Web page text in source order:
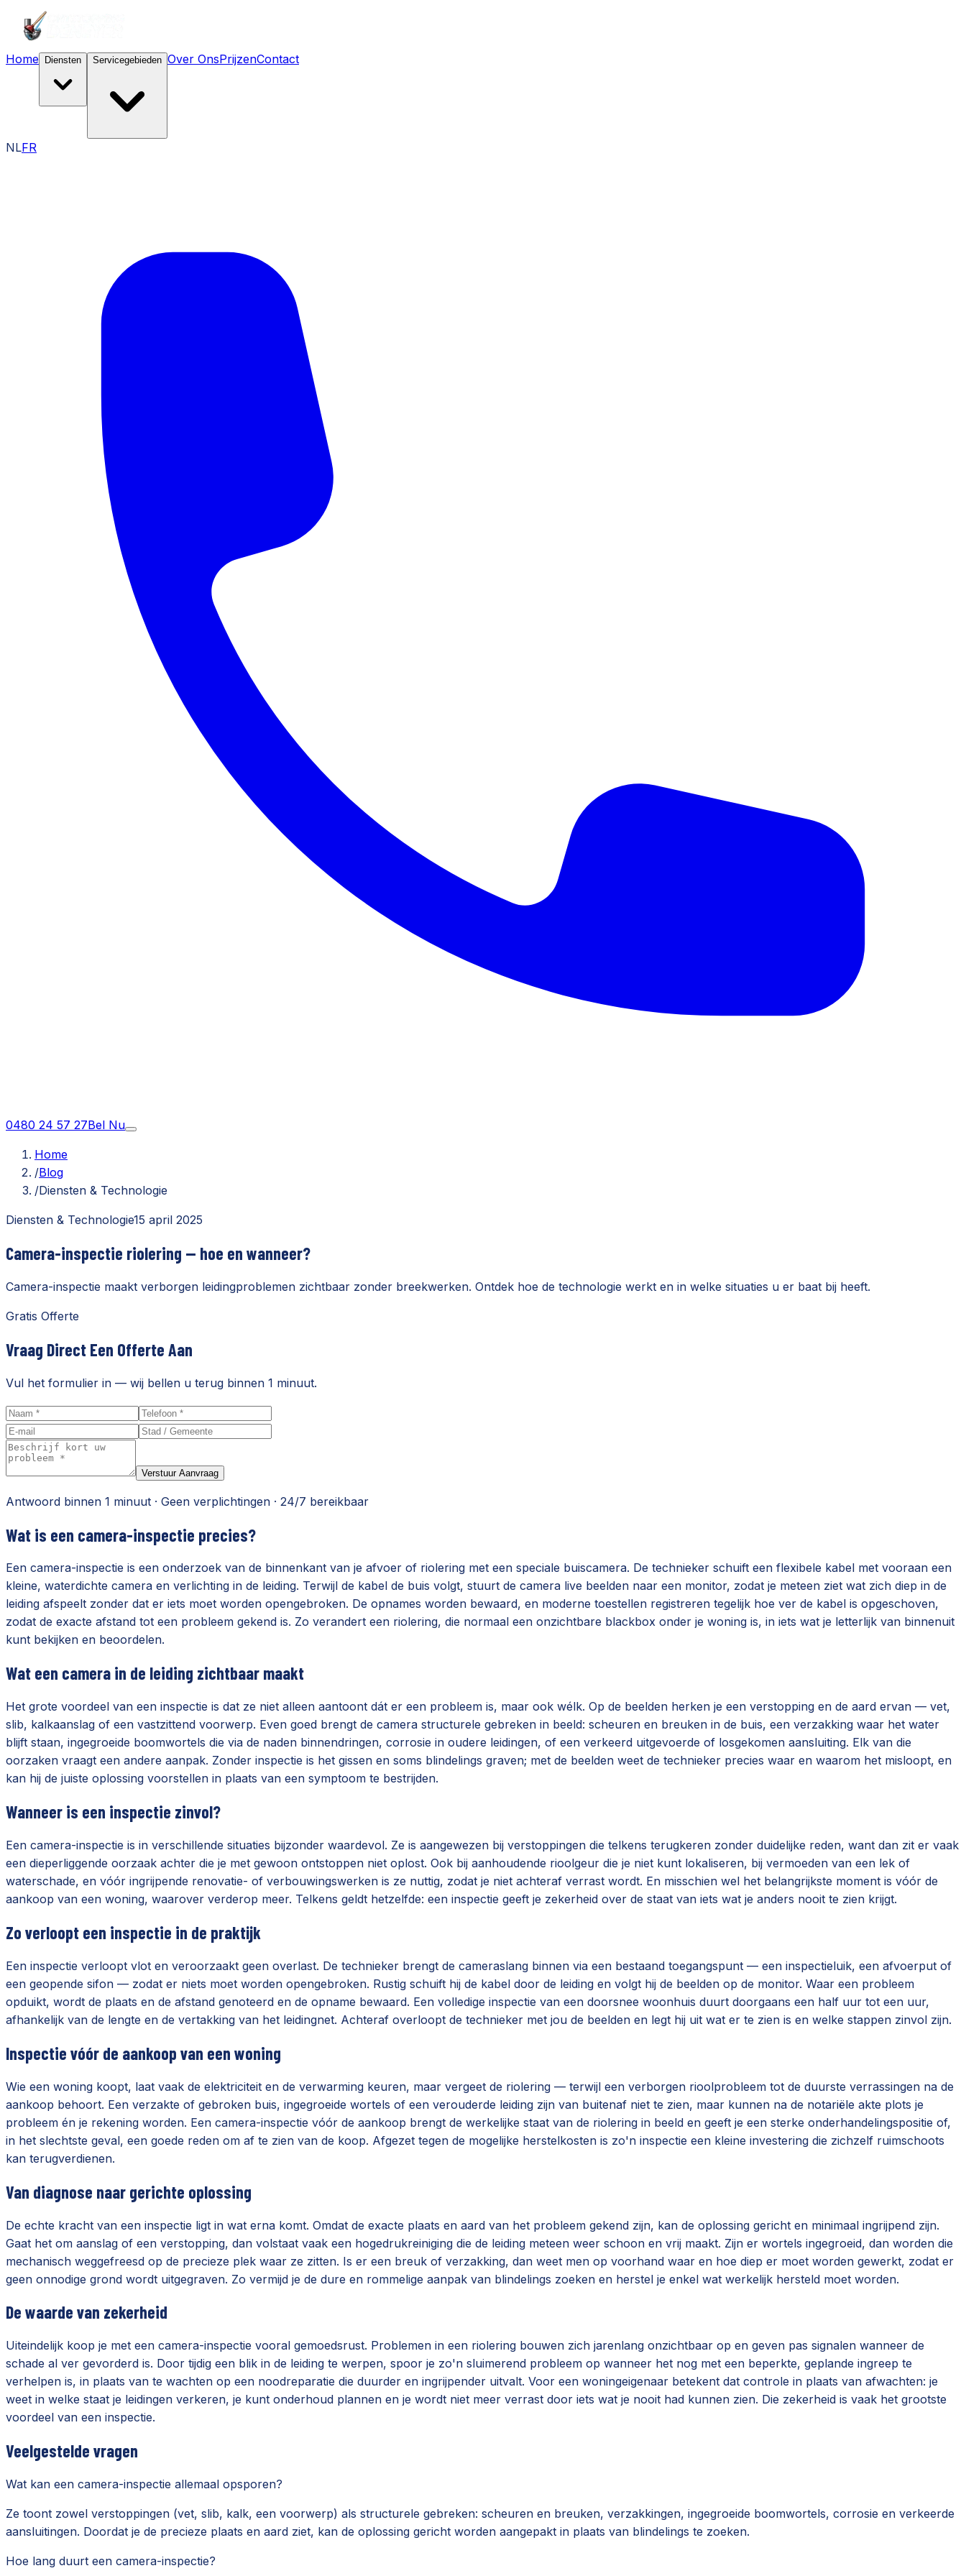
Home Diensten Servicegebieden Over OnsPrijzenContact
NLFR
0480 24 57 27Bel Nu
Home
/Blog
/Diensten & Technologie
Diensten & Technologie15 april 2025
Camera-inspectie riolering — hoe en wanneer?
Camera-inspectie maakt verborgen leidingproblemen zichtbaar zonder breekwerken. Ontdek hoe de technologie werkt en in welke situaties u er baat bij heeft.
Gratis Offerte
Vraag Direct Een Offerte Aan
Vul het formulier in — wij bellen u terug binnen 1 minuut.
Verstuur Aanvraag
Antwoord binnen 1 minuut · Geen verplichtingen · 24/7 bereikbaar
Wat is een camera-inspectie precies?
Een camera-inspectie is een onderzoek van de binnenkant van je afvoer of riolering met een speciale buiscamera. De technieker schuift een flexibele kabel met vooraan een
kleine, waterdichte camera en verlichting in de leiding. Terwijl de kabel de buis volgt, stuurt de camera live beelden naar een monitor, zodat je meteen ziet wat zich diep in de
leiding afspeelt zonder dat er iets moet worden opengebroken. De opnames worden bewaard, en moderne toestellen registreren tegelijk hoe ver de kabel is opgeschoven,
zodat de exacte afstand tot een probleem gekend is. Zo verandert een riolering, die normaal een onzichtbare blackbox onder je woning is, in iets wat je letterlijk van binnenuit
kunt bekijken en beoordelen.
Wat een camera in de leiding zichtbaar maakt
Het grote voordeel van een inspectie is dat ze niet alleen aantoont dát er een probleem is, maar ook wélk. Op de beelden herken je een verstopping en de aard ervan — vet,
slib, kalkaanslag of een vastzittend voorwerp. Even goed brengt de camera structurele gebreken in beeld: scheuren en breuken in de buis, een verzakking waar het water
blijft staan, ingegroeide boomwortels die via de naden binnendringen, corrosie in oudere leidingen, of een verkeerd uitgevoerde of losgekomen aansluiting. Elk van die
oorzaken vraagt een andere aanpak. Zonder inspectie is het gissen en soms blindelings graven; met de beelden weet de technieker precies waar en waarom het misloopt, en
kan hij de juiste oplossing voorstellen in plaats van een symptoom te bestrijden.
Wanneer is een inspectie zinvol?
Een camera-inspectie is in verschillende situaties bijzonder waardevol. Ze is aangewezen bij verstoppingen die telkens terugkeren zonder duidelijke reden, want dan zit er vaak
een dieperliggende oorzaak achter die je met gewoon ontstoppen niet oplost. Ook bij aanhoudende rioolgeur die je niet kunt lokaliseren, bij vermoeden van een lek of
waterschade, en vóór ingrijpende renovatie- of verbouwingswerken is ze nuttig, zodat je niet achteraf verrast wordt. En misschien wel het belangrijkste moment is vóór de
aankoop van een woning, waarover verderop meer. Telkens geldt hetzelfde: een inspectie geeft je zekerheid over de staat van iets wat je anders nooit te zien krijgt.
Zo verloopt een inspectie in de praktijk
Een inspectie verloopt vlot en veroorzaakt geen overlast. De technieker brengt de cameraslang binnen via een bestaand toegangspunt — een inspectieluik, een afvoerput of
een geopende sifon — zodat er niets moet worden opengebroken. Rustig schuift hij de kabel door de leiding en volgt hij de beelden op de monitor. Waar een probleem
opduikt, wordt de plaats en de afstand genoteerd en de opname bewaard. Een volledige inspectie van een doorsnee woonhuis duurt doorgaans een half uur tot een uur,
afhankelijk van de lengte en de vertakking van het leidingnet. Achteraf overloopt de technieker met jou de beelden en legt hij uit wat er te zien is en welke stappen zinvol zijn.
Inspectie vóór de aankoop van een woning
Wie een woning koopt, laat vaak de elektriciteit en de verwarming keuren, maar vergeet de riolering — terwijl een verborgen rioolprobleem tot de duurste verrassingen na de
aankoop behoort. Een verzakte of gebroken buis, ingegroeide wortels of een verouderde leiding zijn van buitenaf niet te zien, maar kunnen na de notariële akte plots je
probleem én je rekening worden. Een camera-inspectie vóór de aankoop brengt de werkelijke staat van de riolering in beeld en geeft je een sterke onderhandelingspositie of,
in het slechtste geval, een goede reden om af te zien van de koop. Afgezet tegen de mogelijke herstelkosten is zo'n inspectie een kleine investering die zichzelf ruimschoots
kan terugverdienen.
Van diagnose naar gerichte oplossing
De echte kracht van een inspectie ligt in wat erna komt. Omdat de exacte plaats en aard van het probleem gekend zijn, kan de oplossing gericht en minimaal ingrijpend zijn.
Gaat het om aanslag of een verstopping, dan volstaat vaak een hogedrukreiniging die de leiding meteen weer schoon en vrij maakt. Zijn er wortels ingegroeid, dan worden die
mechanisch weggefreesd op de precieze plek waar ze zitten. Is er een breuk of verzakking, dan weet men op voorhand waar en hoe diep er moet worden gewerkt, zodat er
geen onnodige grond wordt uitgegraven. Zo vermijd je de dure en rommelige aanpak van blindelings zoeken en herstel je enkel wat werkelijk hersteld moet worden.
De waarde van zekerheid
Uiteindelijk koop je met een camera-inspectie vooral gemoedsrust. Problemen in een riolering bouwen zich jarenlang onzichtbaar op en geven pas signalen wanneer de
schade al ver gevorderd is. Door tijdig een blik in de leiding te werpen, spoor je zo'n sluimerend probleem op wanneer het nog met een beperkte, geplande ingreep te
verhelpen is, in plaats van te wachten op een noodreparatie die duurder en ingrijpender uitvalt. Voor een woningeigenaar betekent dat controle in plaats van afwachten: je
weet in welke staat je leidingen verkeren, je kunt onderhoud plannen en je wordt niet meer verrast door iets wat je nooit had kunnen zien. Die zekerheid is vaak het grootste
voordeel van een inspectie.
Veelgestelde vragen
Wat kan een camera-inspectie allemaal opsporen?
Ze toont zowel verstoppingen (vet, slib, kalk, een voorwerp) als structurele gebreken: scheuren en breuken, verzakkingen, ingegroeide boomwortels, corrosie en verkeerde
aansluitingen. Doordat je de precieze plaats en aard ziet, kan de oplossing gericht worden aangepakt in plaats van blindelings te zoeken.
Hoe lang duurt een camera-inspectie?